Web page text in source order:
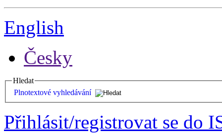
English
Česky
Hledat
Plnotextové vyhledávání
Přihlásit/registrovat se do